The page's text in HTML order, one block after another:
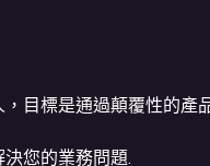
目標是通過顛覆性的產
您的業務問題.